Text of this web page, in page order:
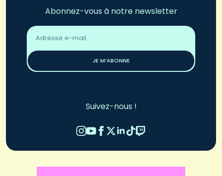
Abonnez-vous à notre newsletter
Adresse
email
JE M’ABONNE
Suivez-nous !